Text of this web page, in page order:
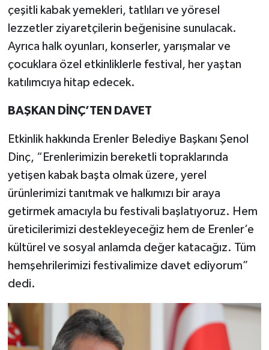
çeşitli kabak yemekleri, tatlıları ve yöresel
lezzetler ziyaretçilerin beğenisine sunulacak.
Ayrıca halk oyunları, konserler, yarışmalar ve
çocuklara özel etkinliklerle festival, her yaştan
katılımcıya hitap edecek.
BAŞKAN DİNÇ’TEN DAVET
Etkinlik hakkında Erenler Belediye Başkanı Şenol
Dinç, “Erenlerimizin bereketli topraklarında
yetişen kabak başta olmak üzere, yerel
ürünlerimizi tanıtmak ve halkımızı bir araya
getirmek amacıyla bu festivali başlatıyoruz. Hem
üreticilerimizi destekleyeceğiz hem de Erenler’e
kültürel ve sosyal anlamda değer katacağız. Tüm
hemşehrilerimizi festivalimize davet ediyorum”
dedi.